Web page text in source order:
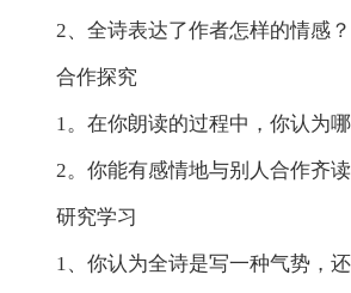
2、全诗表达了作者怎样的情感？
合作探究
1。在你朗读的过程中，你认为
2。你能有感情地与别人合作齐
研究学习
1、你认为全诗是写一种气势，